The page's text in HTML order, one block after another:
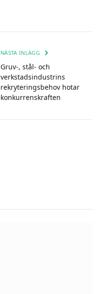
NÄSTA INLÄGG
Gruv-, stål- och
verkstadsindustrins
rekryteringsbehov hotar
konkurrenskraften